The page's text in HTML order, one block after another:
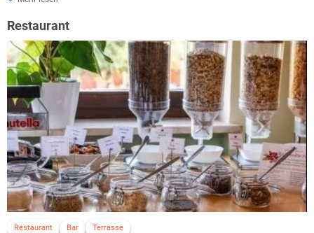
Wohlfühlpaket verbunden, das direkt auf Ihre speziellen Wünsche
abgestimmt wird.
Zu jeder Jahreszeit, bei jeder Temperatur, bei jedem Wetter:
Wohlfühlen und Genießen, dem Alltagsstress entkommen.
Restaurant
Restaurant Bar Terrasse